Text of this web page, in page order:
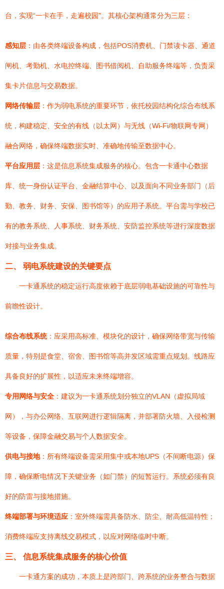
台，实现“一卡在手，走遍校园”。其核心架构通常分为三层：
感知层 ：由各类终端设备构成，包括POS消费机、门禁读卡器、通道
闸机、考勤机、水电控终端、图书借阅机、自助服务终端等，负责采
集卡片信息与交易数据。
网络传输层 ：作为弱电系统的重要环节，依托校园结构化综合布线系
统，构建稳定、安全的有线（以太网）与无线（Wi-Fi/物联网专网）
融合网络，确保终端数据实时、准确地传输至数据中心。
平台应用层 ：这是信息系统集成服务的核心。包含一卡通中心数据
库、统一身份认证平台、金融结算中心、以及面向不同业务部门（后
勤、教务、财务、安保、图书馆等）的应用子系统。平台需与学校已
有的教务系统、人事系统、财务系统、安防监控系统等进行深度数据
对接与业务集成。
二、 弱电系统建设的关键要点
一卡通系统的稳定运行高度依赖于底层弱电基础设施的可靠性与
前瞻性设计。
综合布线系统：应采用高标准、模块化的设计，确保网络带宽与传输
质量，特别是食堂、宿舍、图书馆等高并发区域需重点规划。线路应
具备良好的扩展性，以适应未来终端增容。
专用网络与安全 ：建议为一卡通系统划分独立的VLAN（虚拟局域
网），与办公网络、互联网进行逻辑隔离，并部署防火墙、入侵检测
等设备，保障金融交易与个人数据安全。
供电与接地：所有终端设备需采用集中或本地UPS（不间断电源）保
障，确保断电情况下关键业务（如门禁）的短暂运行。系统必须有良
好的防雷与接地措施。
终端部署与环境适应 ：室外终端需具备防水、防尘、耐高低温特性；
消费终端应支持离线交易模式，以应对网络临时中断。
三、 信息系统集成服务的核心价值
一卡通方案的成功，本质上是跨部门、跨系统的业务整合与数据